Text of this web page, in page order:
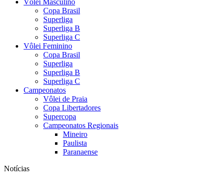
Vôlei Masculino
Copa Brasil
Superliga
Superliga B
Superliga C
Vôlei Feminino
Copa Brasil
Superliga
Superliga B
Superliga C
Campeonatos
Vôlei de Praia
Copa Libertadores
Supercopa
Campeonatos Regionais
Mineiro
Paulista
Paranaense
Notícias